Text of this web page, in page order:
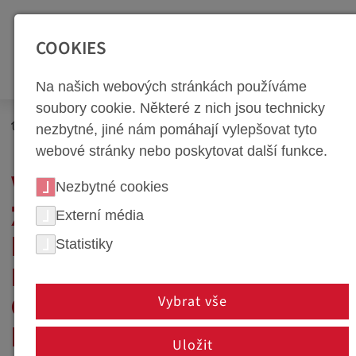
Zur Top Navigation springen [Alt+1]Zur Hauptnavigation
Newsroom Novinky
WEBA WERKZEUGBAU
ZÍSKALA CERTIFIKÁT
DIN ISO 45001 PRO
ŘÍZENÍ BEZPEČNOSTI A
OCHRANY ZDRAVÍ PŘI
PRÁCI
COOKIES
Na našich webových stránkách používáme
soubory cookie. Některé z nich jsou technicky
nezbytné, jiné nám pomáhají vylepšovat tyto
webové stránky nebo poskytovat další funkce.
Nezbytné cookies
Externí média
Statistiky
Vybrat vše
Uložit